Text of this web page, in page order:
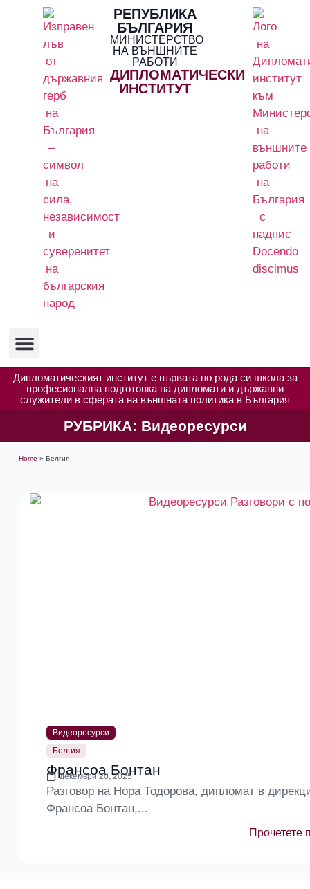
РЕПУБЛИКА
БЪЛГАРИЯ
МИНИСТЕРСТВО
НА ВЪНШНИТЕ
РАБОТИ
ДИПЛОМАТИЧЕСКИ
ИНСТИТУТ
Дипломатическият институт е първата по рода си школа за
професионална подготовка на дипломати и държавни
служители в сферата на външната политика в България
РУБРИКА: Видеоресурси
Home » Белгия
Видеоресурси
Белгия
Франсоа Бонтан
декември 20, 2025
Разговор на Нора Тодорова, дипломат в
Франсоа Бонтан,...
Прочетете